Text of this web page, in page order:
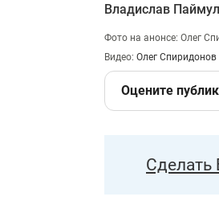
Владислав
Фото на анонсе: Олег
Видео: Олег Спиридонов
Оцените
Сделать